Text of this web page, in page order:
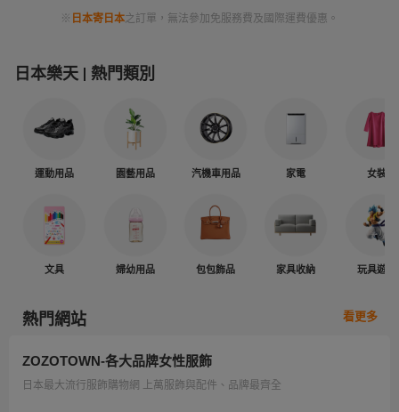
※ 日本寄日本之訂單，無法參加免服務費及國際運費優惠。
日本樂天 熱門類別
運動用品 園藝用品 汽機車用品 家電 女裝
文具 婦幼用品 包包飾品 家具收納 玩具遊戲
熱門網站 看更多
ZOZOTOWN-各大品牌女性服飾
日本最大流行服飾購物網 上萬服飾與配件、品牌最齊全